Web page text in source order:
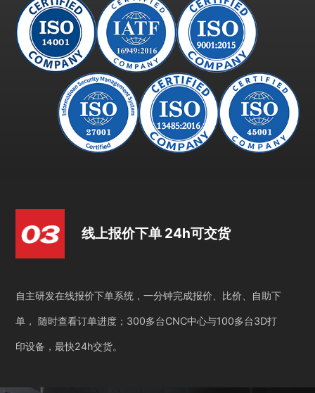
线上报价下单 24h可交货
自主研发在线报价下单系统，一分钟完成报价、比价、自助下
单， 随时查看订单进度；300多台CNC中心与100多台3D打
印设备，最快24h交货。